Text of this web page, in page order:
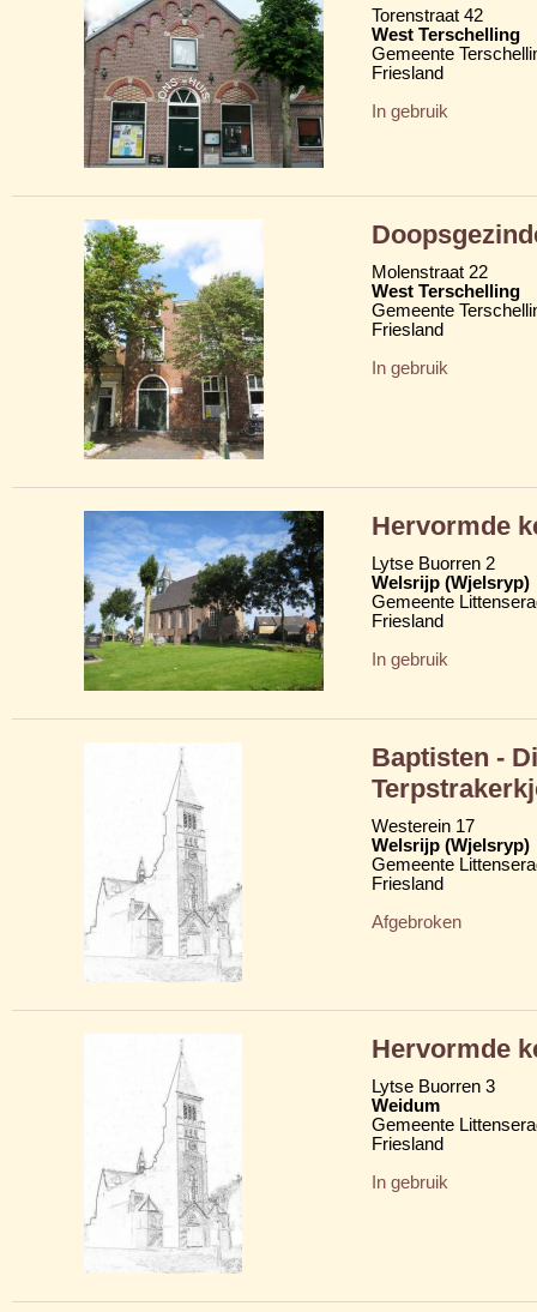
Torenstraat 42
West Terschelling
Gemeente
Friesland
In gebruik
Molenstraat 22
West Terschelling
Gemeente
Friesland
In gebruik
Hervormde
Lytse Buorren 2
Welsrijp (Wjelsryp)
Gemeente
Friesland
In gebruik
Baptisten -
Westerein 17
Welsrijp (Wjelsryp)
Gemeente
Friesland
Afgebroken
Hervormde
Lytse Buorren 3
Weidum
Gemeente
Friesland
In gebruik